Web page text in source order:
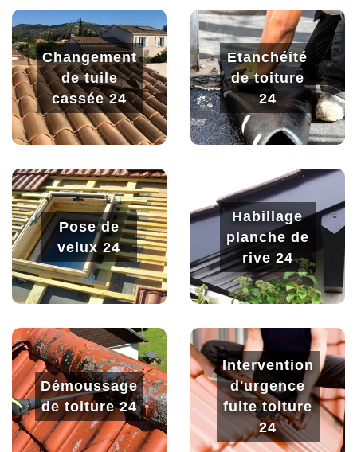
Changement
de tuile
cassée 24
Etanchéité
de toiture
24
Pose de
velux 24
Habillage
planche de
rive 24
Démoussage
de toiture 24
Intervention
d'urgence
fuite toiture
24